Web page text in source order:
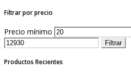
Filtrar por precio
Precio mínimo
Filtrar
Productos Recientes